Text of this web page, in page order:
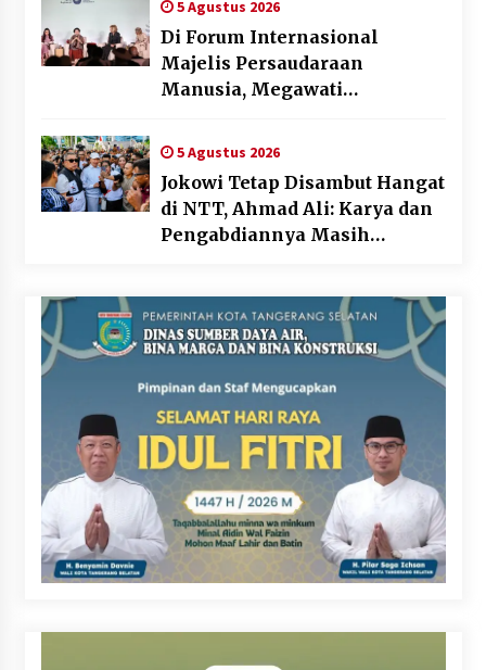
5 Agustus 2026
Di Forum Internasional
Majelis Persaudaraan
Manusia, Megawati
Kepemimpinan Perempuan
Bukan Dominasi, Tapi
Merawat Dan Merangkul
5 Agustus 2026
Jokowi Tetap Disambut Hangat
di NTT, Ahmad Ali: Karya dan
Pengabdiannya Masih